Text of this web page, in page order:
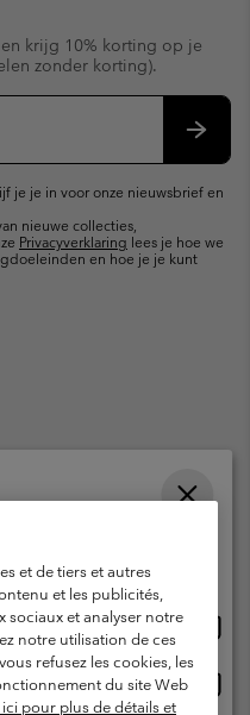
krijg 10% korting op je
zonder korting).
je je in voor onze nieuwsbrief en
nieuwe collecties,
Privacyverklaring lees je hoe we
en hoe je je kunt
›| français ›
Garantie
lidmaatschap
inhoud
Impressum
et de tiers et autres
et les publicités,
sociaux et analyser notre
notre utilisation de ces
refusez les cookies, les
du site Web
pour plus de détails et
beschikbaar